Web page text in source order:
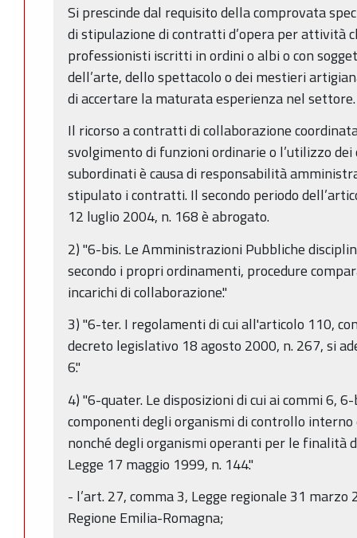
Si prescinde dal requisito della comprovata
di stipulazione di contratti d’opera per attività
professionisti iscritti in ordini o albi o con
dell’arte, dello spettacolo o dei mestieri
di accertare la maturata esperienza nel settore.
Il ricorso a contratti di collaborazione
svolgimento di funzioni ordinarie o l’utilizzo
subordinati è causa di responsabilità
stipulato i contratti. Il secondo periodo
12 luglio 2004, n. 168 è abrogato.
2) "6-bis. Le Amministrazioni Pubbliche
secondo i propri ordinamenti, procedure
incarichi di collaborazione."
3) "6-ter. I regolamenti di cui all'articolo 110,
decreto legislativo 18 agosto 2000, n. 267, si
6."
4) "6-quater. Le disposizioni di cui ai commi 6,
componenti degli organismi di controllo interno
nonché degli organismi operanti per le finalità
Legge 17 maggio 1999, n. 144."
- l’art. 27, comma 3, Legge regionale 31
Regione Emilia-Romagna;